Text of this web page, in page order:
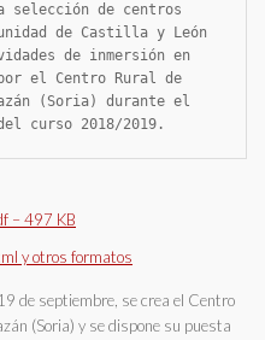
selección de centros
de Castilla y León
de inmersión en
el Centro Rural de
(Soria) durante el
curso 2018/2019.
– 497 KB
y otros formatos
de septiembre, se crea el Centro
(Soria) y se dispone su puesta